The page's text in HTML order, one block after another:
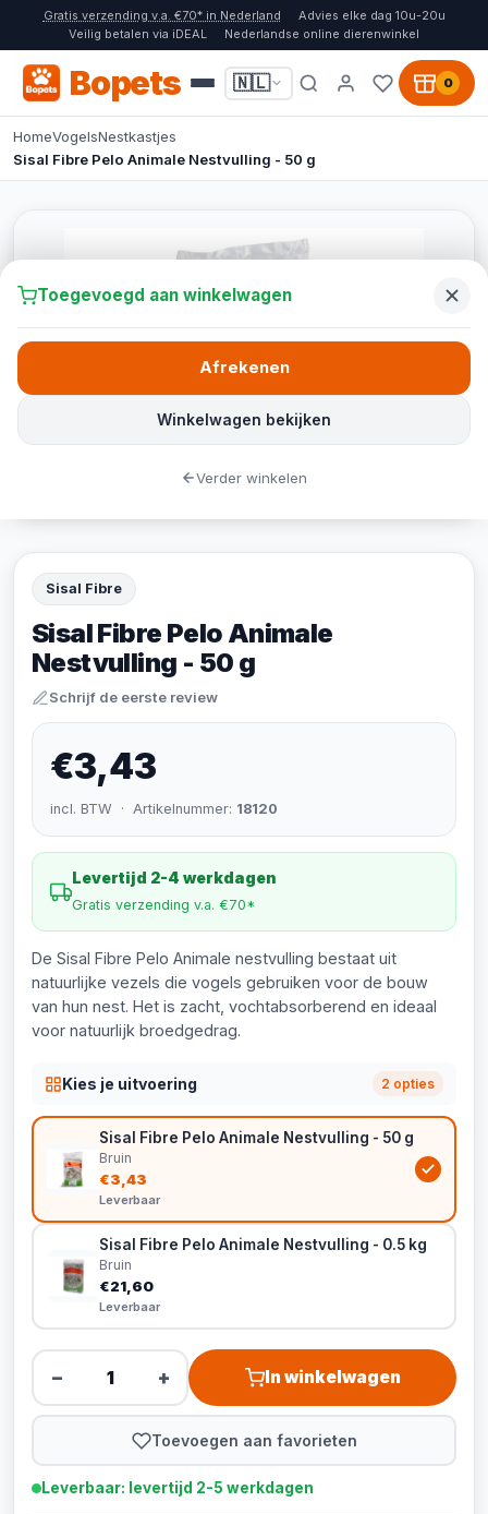
Gratis verzending v.a. €70* in Nederland
Advies elke dag 10u-20u
Veilig betalen via iDEAL
Nederlandse online dierenwinkel
Bopets 🇳🇱 0
HomeVogelsNestkastjes
Sisal Fibre Pelo Animale Nestvulling - 50 g
Sisal Fibre
Sisal Fibre Pelo Animale
Nestvulling - 50 g
Schrijf de eerste review
€3,43
incl. BTW · Artikelnummer: 18120
Levertijd 2-4 werkdagen
Gratis verzending v.a. €70*
De Sisal Fibre Pelo Animale nestvulling bestaat uit
natuurlijke vezels die vogels gebruiken voor de bouw
van hun nest. Het is zacht, vochtabsorberend en ideaal
voor natuurlijk broedgedrag.
Kies je uitvoering 2 opties
Sisal Fibre Pelo Animale Nestvulling - 50 g
Bruin
€3,43
Leverbaar
Sisal Fibre Pelo Animale Nestvulling - 0.5 kg
Bruin
€21,60
Leverbaar
− + In winkelwagen
Toevoegen aan favorieten
Leverbaar: levertijd 2-5 werkdagen
Toegevoegd aan winkelwagen
Winkelwagen bekijken
Afrekenen
Verder winkelen